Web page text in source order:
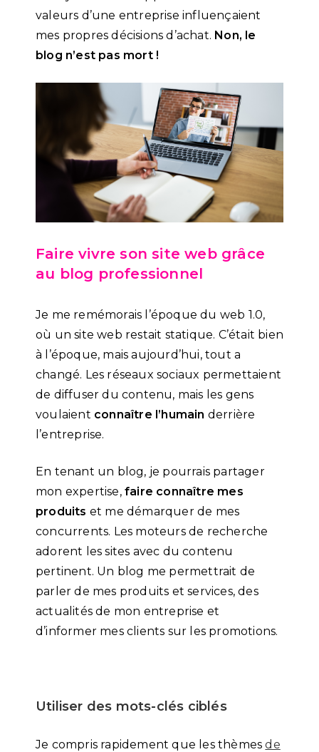
valeurs d’une entreprise influençaient
mes propres décisions d’achat. Non, le
blog n’est pas mort !
Faire vivre son site web grâce
au blog professionnel
Je me remémorais l’époque du web 1.0,
où un site web restait statique. C’était bien
à l’époque, mais aujourd’hui, tout a
changé. Les réseaux sociaux permettaient
de diffuser du contenu, mais les gens
voulaient connaître l’humain derrière
l’entreprise.
En tenant un blog, je pourrais partager
mon expertise, faire connaître mes
produits et me démarquer de mes
concurrents. Les moteurs de recherche
adorent les sites avec du contenu
pertinent. Un blog me permettrait de
parler de mes produits et services, des
actualités de mon entreprise et
d’informer mes clients sur les promotions.
Utiliser des mots-clés ciblés
Je compris rapidement que les thèmesde